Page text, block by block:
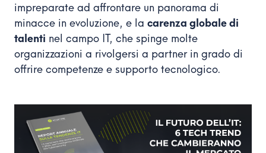
impreparate ad affrontare un panorama di
minacce in evoluzione, e la carenza globale di
talenti nel campo IT, che spinge molte
organizzazioni a rivolgersi a partner in grado di
offrire competenze e supporto tecnologico.